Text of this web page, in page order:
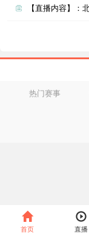
首页 直播
热门赛事